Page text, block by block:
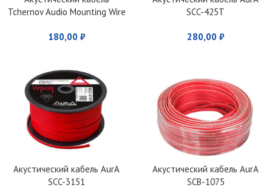
Tchernov Audio Mounting Wire
180,00 ₽
SCC-425T
280,00 ₽
Акустический кабель AurA
SCC-3151
Акустический кабель AurA
SCB-1075